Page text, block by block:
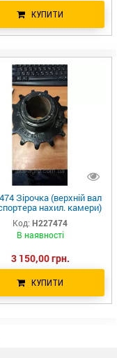
КУПИТИ
Зірочка (верхній вал
нахил. камери)
Бразилія HXE123463
Код: H227474
В наявності
3 150,00 грн.
КУПИТИ